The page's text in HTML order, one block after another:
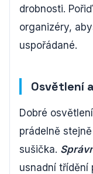
drobnosti.
organizéry,
uspořádané.
Osvětlení
Dobré
prádelně
sušička.
usnadní třídění